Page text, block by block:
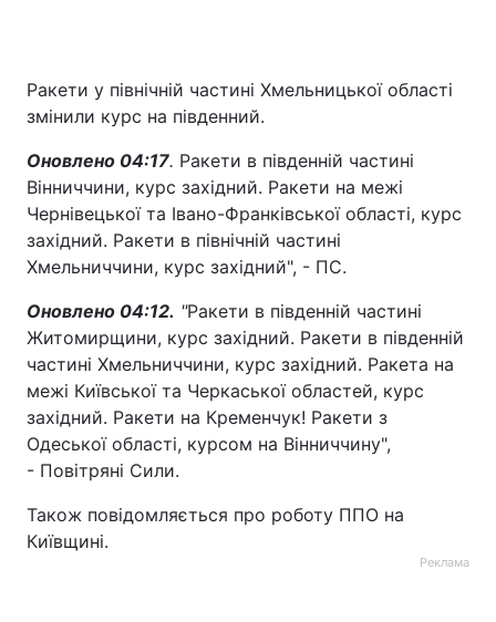
Ракети у північній частині Хмельницької області
змінили курс на південний.
Оновлено 04:17. Ракети в південній частині
Вінниччини, курс західний. Ракети на межі
Чернівецької та Івано-Франківської області, курс
західний. Ракети в північній частині
Хмельниччини, курс західний", - ПС.
Оновлено 04:12. "Ракети в південній частині
Житомирщини, курс західний. Ракети в південній
частині Хмельниччини, курс західний. Ракета на
межі Київської та Черкаської областей, курс
західний. Ракети на Кременчук! Ракети з
Одеської області, курсом на Вінниччину",
- Повітряні Сили.
Також повідомляється про роботу ППО на
Київщині.
Реклама